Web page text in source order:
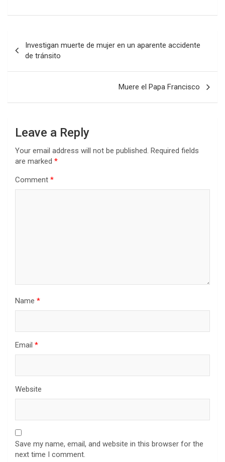
navigation
Investigan muerte de mujer en un aparente accidente
de tránsito
Muere el Papa Francisco
Leave a Reply
Your email address will not be published. Required fields
are marked *
Comment *
Name *
Email *
Website
Save my name, email, and website in this browser for the
next time I comment.